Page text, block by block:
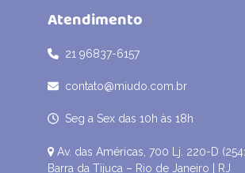
Atendimento
21 96837-6157
contato@miudo.com.br
Seg a Sex das 10h às 18h
Av. das Américas, 700 Lj. 220-D
Barra da Tijuca – Rio de Janeiro | RJ